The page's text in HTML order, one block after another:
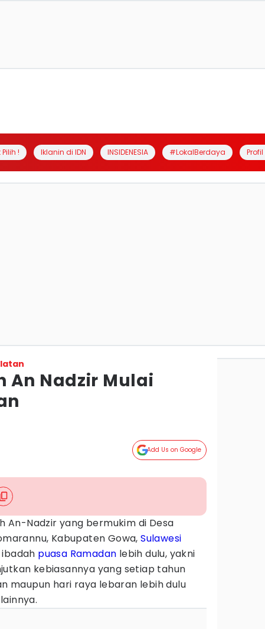
Pilih ! Iklanin di IDN INSIDENESIA #LokalBerdaya
An Nadzir Mulai
Add Us on Google
An-Nadzir yang bermukim di Desa
Kabupaten Gowa,Sulawesi
puasa Ramadan lebih dulu, yakni
kebiasannya yang setiap tahun
maupun hari raya lebaran lebih dulu